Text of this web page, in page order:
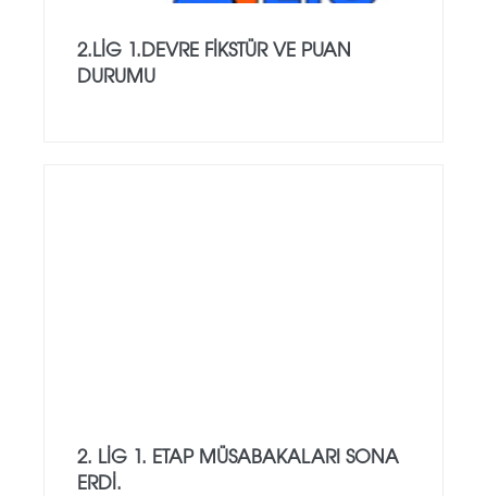
2.LİG 1.DEVRE FİKSTÜR VE PUAN
DURUMU
2. LIG 1. ETAP MÜSABAKALARI SONA
ERDI.